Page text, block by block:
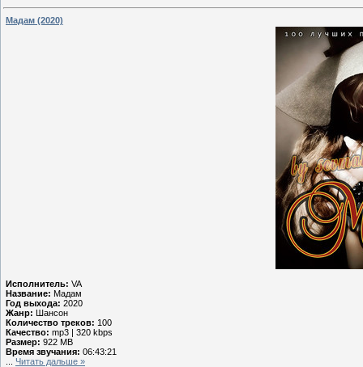
Мадам (2020)
Исполнитель: VA
Название: Мадам
Год выхода: 2020
Жанр: Шансон
Количество треков: 100
Качество: mp3 | 320 kbps
Размер: 922 MB
Время звучания: 06:43:21
Читать дальше »